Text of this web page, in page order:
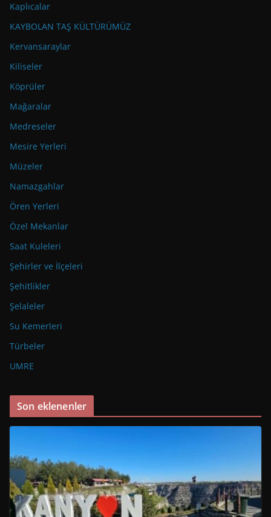
Kaplıcalar
KAYBOLAN TAŞ KÜLTÜRÜMÜZ
Kervansaraylar
Kiliseler
Köprüler
Mağaralar
Medreseler
Mesire Yerleri
Müzeler
Namazgahlar
Ören Yerleri
Özel Mekanlar
Saat Kuleleri
Şehirler ve İlçeleri
Şehitlikler
Şelaleler
Su Kemerleri
Türbeler
UMRE
Son eklenenler